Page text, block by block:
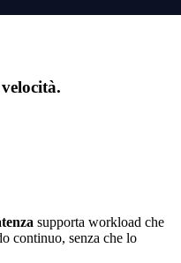
supporta workload che
continuo, senza che lo